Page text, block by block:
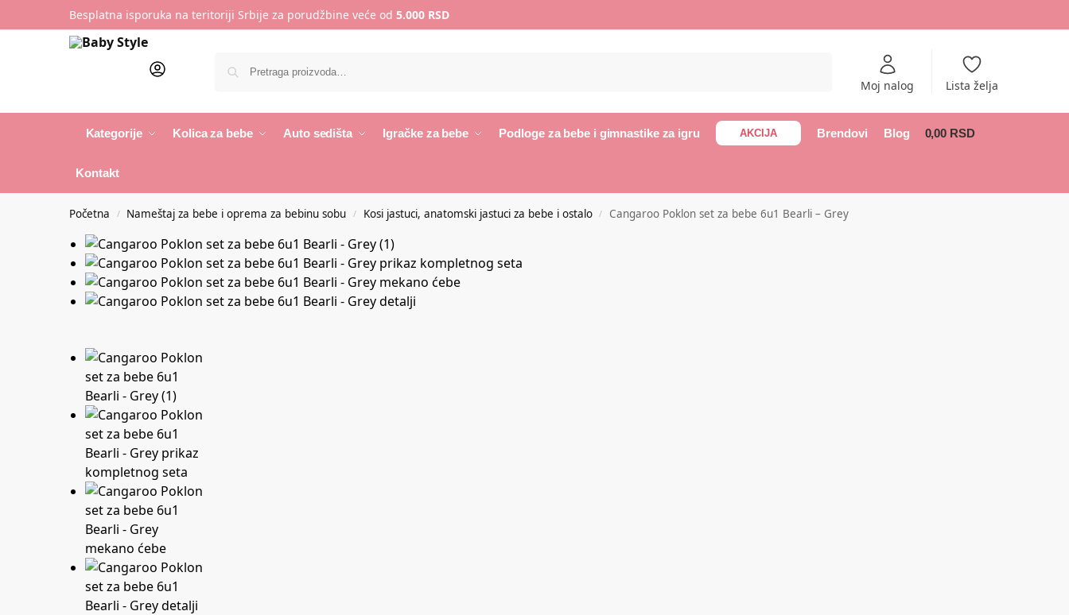
Besplatna isporuka na teritoriji Srbije za porudžbine veće od 5.000 RSD
Moj nalog Lista želja
Kategorije Kolica za bebe Auto sedišta Igračke za bebe Podloge za bebe i gimnastike za igru AKCIJA Brendovi Blog
Kontakt
0,00 RSD
Početna / Nameštaj za bebe i oprema za bebinu sobu / Kosi jastuci, anatomski jastuci za bebe i ostalo / Cangaroo Poklon set za bebe 6u1 Bearli – Grey